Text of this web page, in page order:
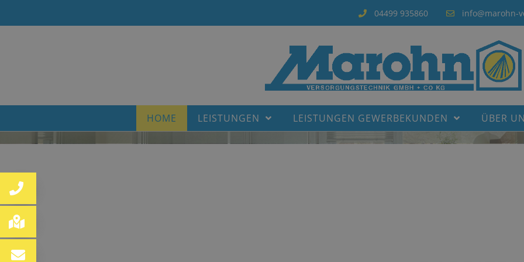
04499 935860 info@marohn-
HOME LEISTUNGEN LEISTUNGEN GEWERBEKUNDEN ÜBER